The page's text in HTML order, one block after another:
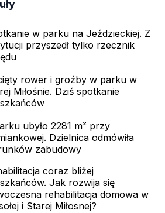
w parku na Jeździeckiej. Z
przyszedł tylko rzecznik
rower i groźby w parku w
Miłośnie. Dziś spotkanie
ubyło 2281 m² przy
Dzielnica odmówiła
zabudowy
coraz bliżej
Jak rozwija się
rehabilitacja domowa w
i Starej Miłosnej?